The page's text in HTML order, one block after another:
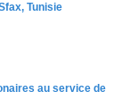
Tunisie
au service de